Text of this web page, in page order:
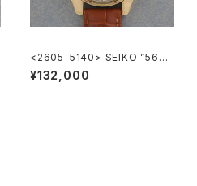
<2605-5140> SEIKO ”56K
S" KING SEIKO
¥132,000